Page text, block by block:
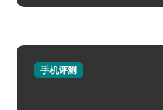
手机评测